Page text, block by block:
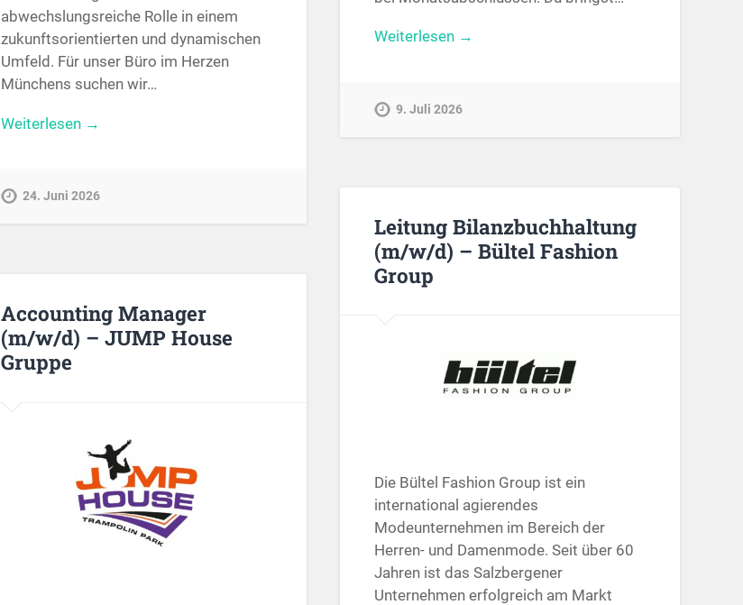
Weiterlesen →
9. Juli 2026
abwechslungsreiche Rolle in einem
zukunftsorientierten und dynamischen
Umfeld. Für unser Büro im Herzen
Münchens suchen wir…
Weiterlesen →
24. Juni 2026
Leitung Bilanzbuchhaltung
(m/w/d) – Bültel Fashion
Group
Die Bültel Fashion Group ist ein
international agierendes
Modeunternehmen im Bereich der
Herren- und Damenmode. Seit über 60
Jahren ist das Salzbergener
Unternehmen erfolgreich am Markt
Accounting Manager
(m/w/d) – JUMP House
Gruppe